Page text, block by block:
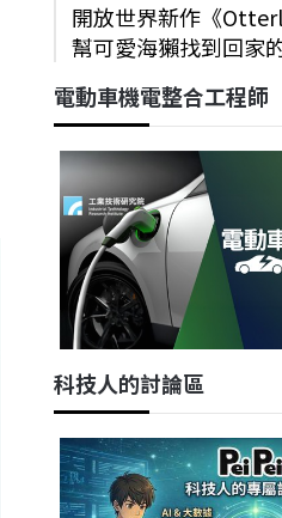
開放世界新作《
幫可愛海獺找到回家
電動車機電整合工程師
科技人的討論區